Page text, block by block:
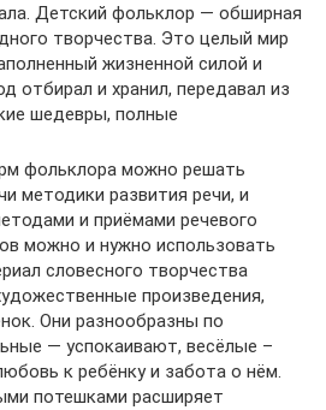
Детский фольклор — обширная
творчества. Это целый мир
жизненной силой и
отбирал и хранил, передавал из
шедевры, полные
фольклора можно решать
методики развития речи, и
и приёмами речевого
можно и нужно использовать
словесного творчества
произведения,
Они разнообразны по
— успокаивают, весёлые –
к ребёнку и забота о нём.
потешками расширяет